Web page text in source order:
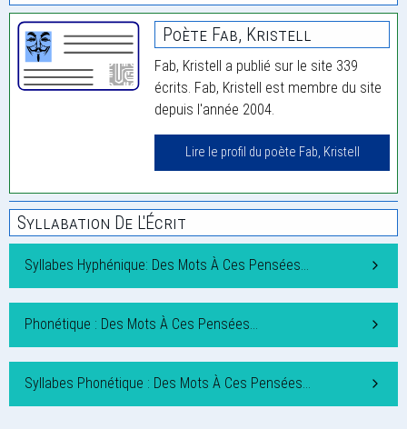
Poète Fab, Kristell
Fab, Kristell a publié sur le site 339
écrits. Fab, Kristell est membre du site
depuis l'année 2004.
Lire le profil du poète Fab, Kristell
Syllabation De L'Écrit
Syllabes Hyphénique: Des Mots À Ces Pensées…
Phonétique : Des Mots À Ces Pensées…
Syllabes Phonétique : Des Mots À Ces Pensées…